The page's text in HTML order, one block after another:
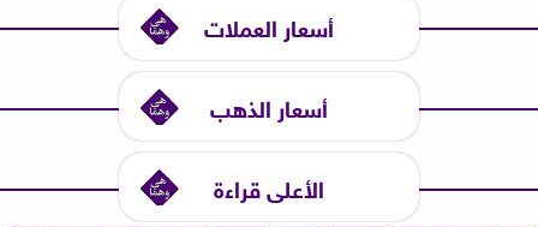
أسعار العملات
أسعار الذهب
الأعلى قراءة